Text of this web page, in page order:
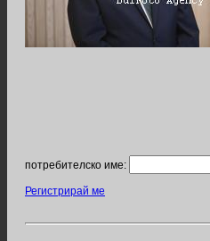
потребителско име:
Регистрирай ме